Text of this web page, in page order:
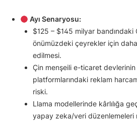
Ayı Senaryosu:
$125 – $145 milyar bandındaki
önümüzdeki çeyrekler için
edilmesi.
Çin menşeili e-ticaret
platformlarındaki reklam
riski.
Llama modellerinde kârlılığa
yapay zeka/veri düzenlemeleri